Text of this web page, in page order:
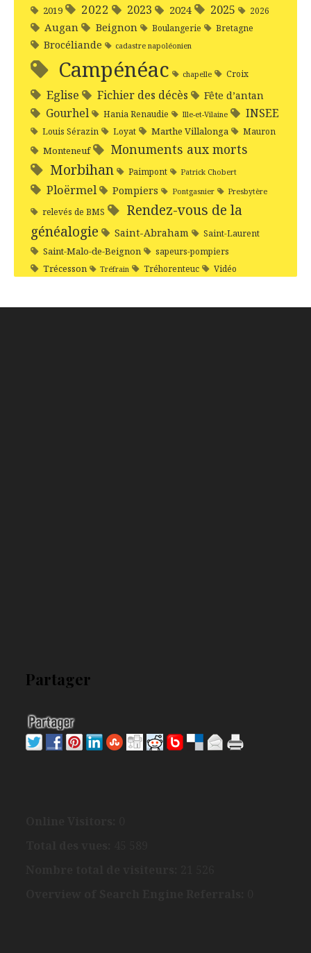
2019 2022 2023 2024 2025 2026
Augan Beignon Boulangerie Bretagne
Brocéliande cadastre napoléonien
Campénéac chapelle Croix
Eglise Fichier des décès Fête d’antan
Gourhel Hania Renaudie Ille-et-Vilaine INSEE
Louis Sérazin Loyat Marthe Villalonga Mauron
Monteneuf Monuments aux morts
Morbihan Paimpont Patrick Chobert
Ploërmel Pompiers Pontgasnier Presbytère
relevés de BMS
Rendez-vous de la
généalogie
Saint-Abraham Saint-Laurent
Saint-Malo-de-Beignon sapeurs-pompiers
Trécesson Tréfrain Tréhorenteuc Vidéo
Partager